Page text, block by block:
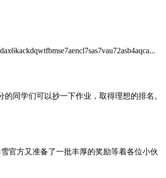
同学们可以抄一下作业，取得理想的排名。
官方又准备了一批丰厚的奖励等着各位小伙